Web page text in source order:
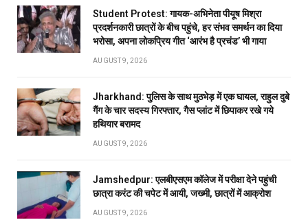
Student Protest: गायक-अभिनेता पीयूष मिश्रा
प्रदर्शनकारी छात्रों के बीच पहुंचे, हर संभव समर्थन का दिया
भरोसा, अपना लोकप्रिय गीत ‘आरंभ है प्रचंड’ भी गाया
AUGUST 9, 2026
Jharkhand: पुलिस के साथ मुठभेड़ में एक घायल, राहुल दुबे
गैंग के चार सदस्य गिरफ्तार, गैस प्लांट में छिपाकर रखे गये
हथियार बरामद
AUGUST 9, 2026
Jamshedpur: एलबीएसएम कॉलेज में परीक्षा देने पहुंची
छात्रा करंट की चपेट में आयी, जख्मी, छात्रों में आक्रोश
AUGUST 9, 2026